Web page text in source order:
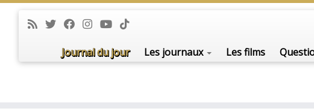
Journal du jour Les journaux Les films